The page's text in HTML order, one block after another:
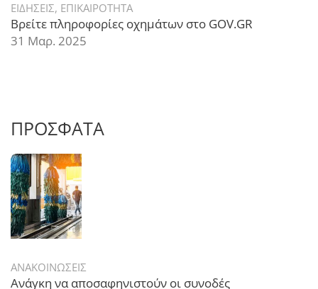
ΕΙΔΗΣΕΙΣ, ΕΠΙΚΑΙΡΟΤΗΤΑ
Βρείτε πληροφορίες οχημάτων στο GOV.GR
31 Μαρ. 2025
ΠΡΟΣΦΑΤΑ
ΑΝΑΚΟΙΝΩΣΕΙΣ
Ανάγκη να αποσαφηνιστούν οι συνοδές